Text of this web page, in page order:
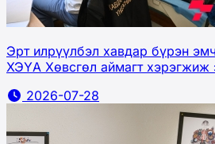
Эрт илрүүлбэл хавдар бүрэн
ХЭҮА Хөвсгөл аймагт хэрэгжиж
2026-07-28